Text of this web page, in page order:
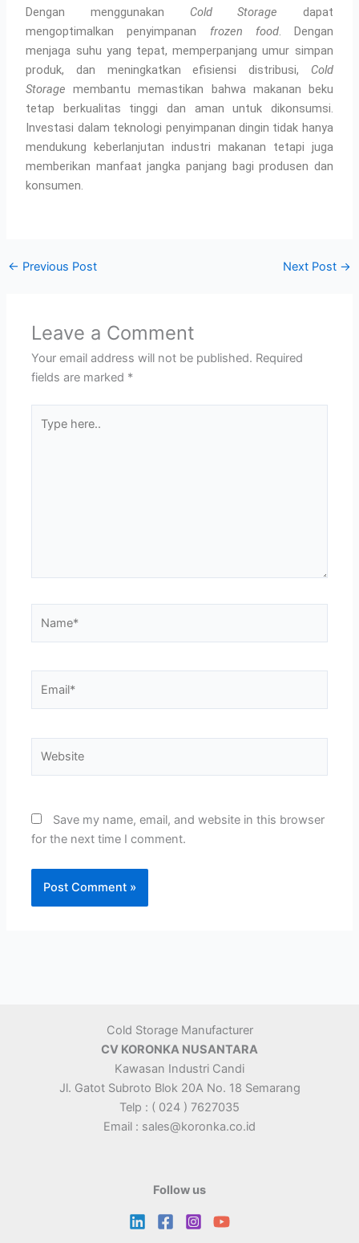
Dengan menggunakan Cold Storage dapat
mengoptimalkan penyimpanan frozen food. Dengan
menjaga suhu yang tepat, memperpanjang umur simpan
produk, dan meningkatkan efisiensi distribusi, Cold
Storage membantu memastikan bahwa makanan beku
tetap berkualitas tinggi dan aman untuk dikonsumsi.
Investasi dalam teknologi penyimpanan dingin tidak hanya
mendukung keberlanjutan industri makanan tetapi juga
memberikan manfaat jangka panjang bagi produsen dan
konsumen.
← Previous Post Next Post →
Leave a Comment
Your email address will not be published. Required
fields are marked *
here..
Save my name, email, and website in this browser
for the next time I comment.
Cold Storage Manufacturer
CV KORONKA NUSANTARA
Kawasan Industri Candi
Jl. Gatot Subroto Blok 20A No. 18 Semarang
Telp : ( 024 ) 7627035
Email : sales@koronka.co.id
Follow us